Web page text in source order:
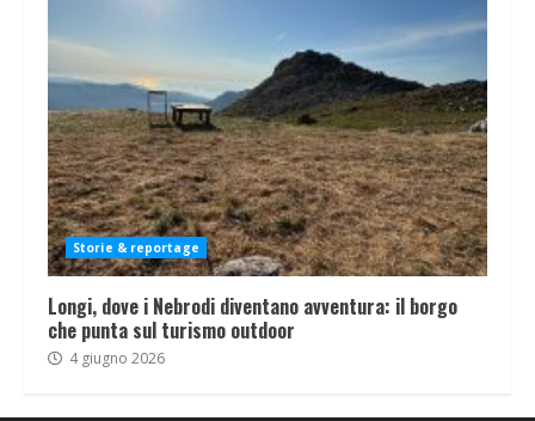
Storie & reportage
Longi, dove i Nebrodi diventano avventura: il borgo
che punta sul turismo outdoor
4 giugno 2026